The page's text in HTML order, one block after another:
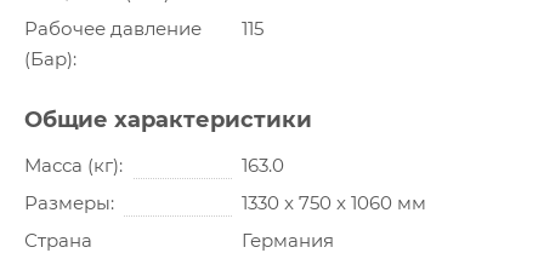
Рабочее давление
(Бар)
115
Общие характеристики
Масса (кг)
163.0
Размеры
1330 x 750 x 1060 мм
Страна
Германия